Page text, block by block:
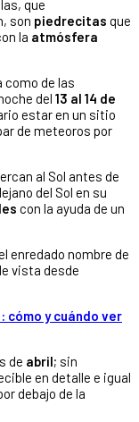
que
son piedrecitas que
la atmósfera
como de las
del 13 al 14 de
estar en un sitio
de meteoros por
al Sol antes de
del Sol en su
con la ayuda de un
enredado nombre de
vista desde
cómo y cuándo ver
de abril; sin
en detalle e igual
debajo de la